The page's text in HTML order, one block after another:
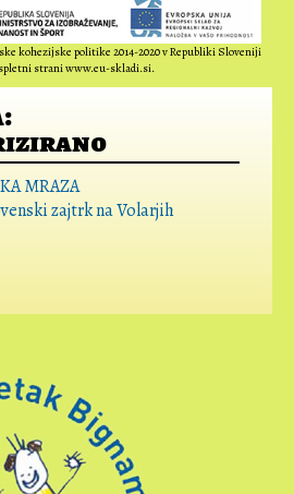
kohezijske politike 2014-2020 v Republiki Sloveniji
strani www.eu-skladi.si.
MRAZA
zajtrk na Volarjih